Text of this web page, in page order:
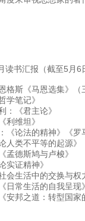
读书汇报（截至5月6
格斯《马恩选集》（
学笔记》
：《君主论》
利维坦》
《论法的精神》《罗
人类不平等的起源》
孟德斯鸠与卢梭》
实证精神》
会生活中的交换与权
日常生活的自我呈现
安邦之道：转型国家